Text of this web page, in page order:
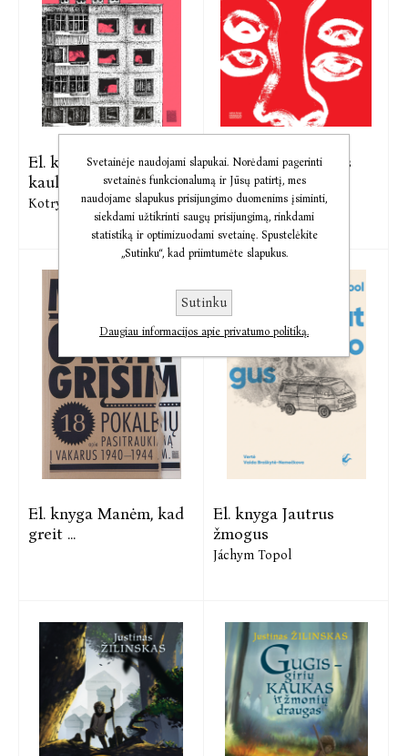
El. knyga Mylimi
kaulai
Kotryna Zylė
El. knyga Sukeistas
Kotryna Zylė
El. knyga Manėm, kad
greit ...
El. knyga Jautrus
žmogus
Jáchym Topol
Svetainėje naudojami slapukai. Norėdami pagerinti
svetainės funkcionalumą ir Jūsų patirtį, mes
naudojame slapukus prisijungimo duomenims įsiminti,
siekdami užtikrinti saugų prisijungimą, rinkdami
statistiką ir optimizuodami svetainę. Spustelėkite
„Sutinku“, kad priimtumėte slapukus.
Sutinku
Daugiau informacijos apie privatumo politiką.